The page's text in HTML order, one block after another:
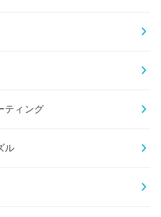
ティング
ル